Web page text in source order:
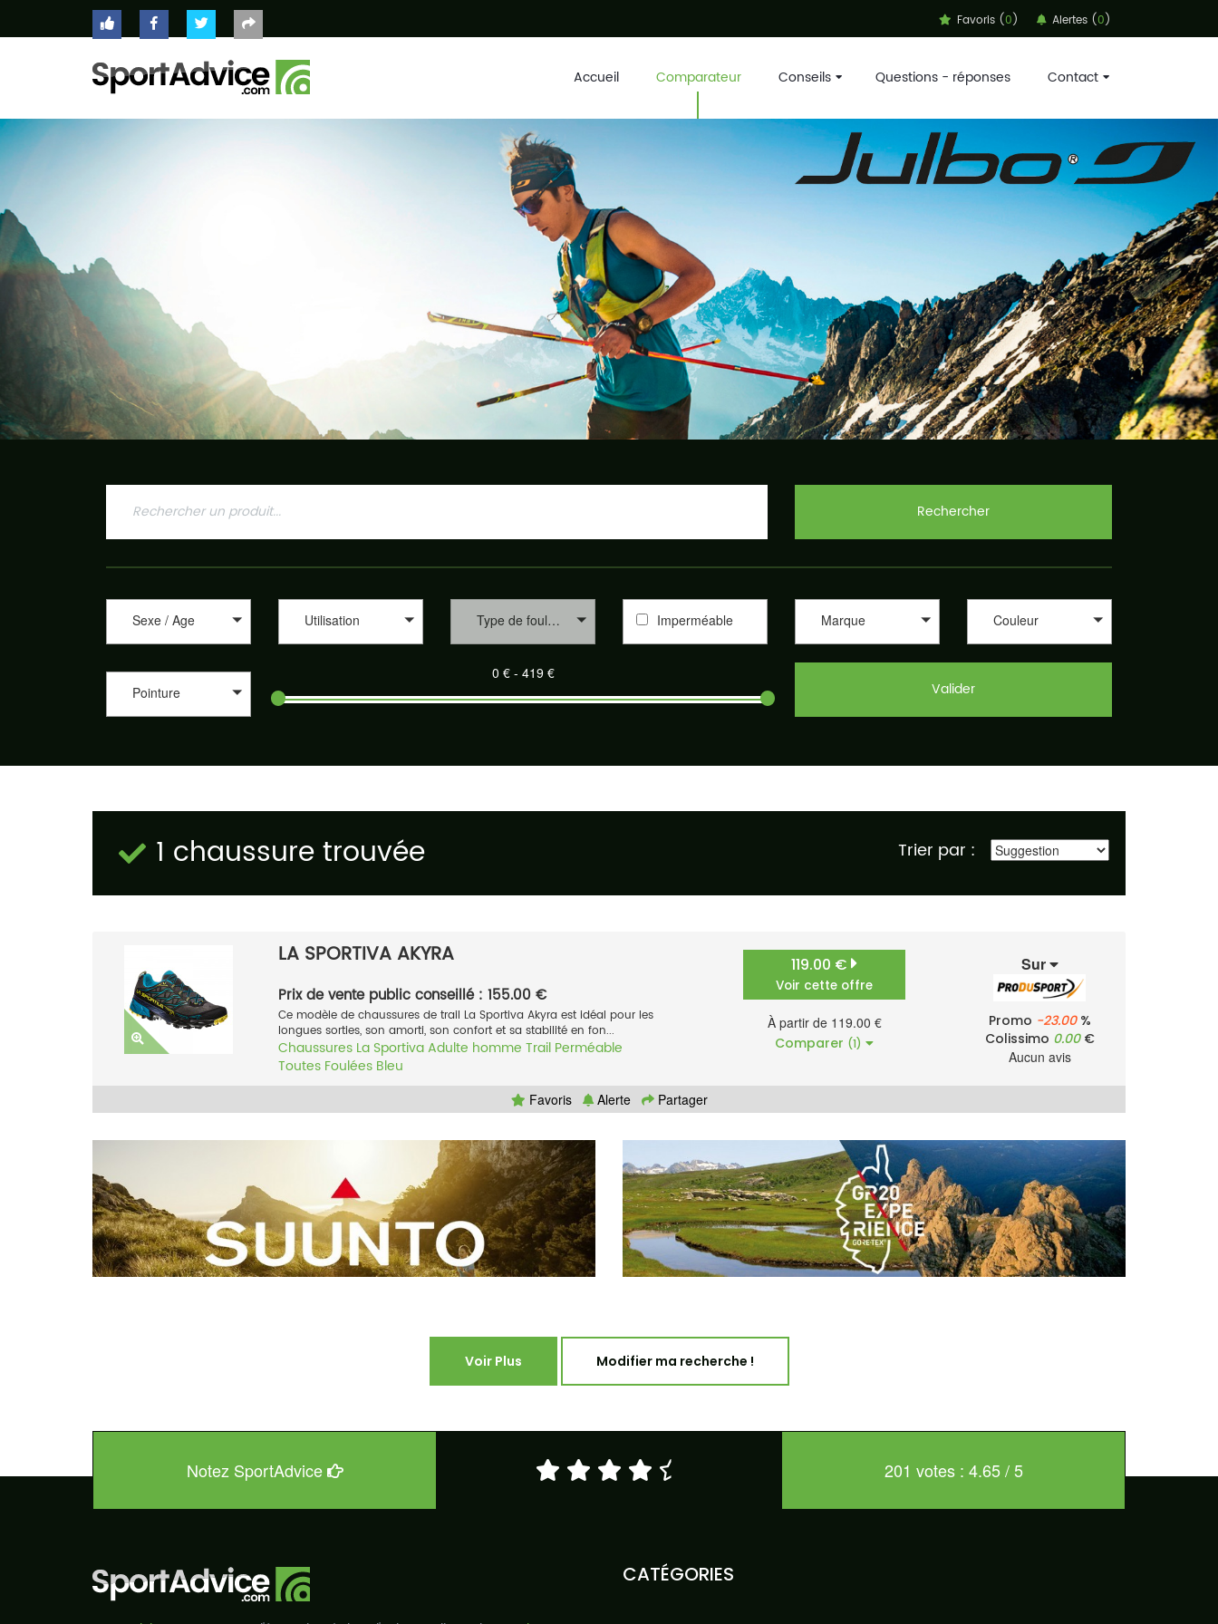
Favoris (0) Alertes (0)
Accueil Comparateur Conseils Questions - réponses Contact
ACCUEIL
CONSEILS
CONTACT
Rechercher
Sexe / Age Utilisation Type de foulée Imperméable Marque Couleur
Pointure Valider
1 chaussure trouvée Trier par :
LA SPORTIVA AKYRA
Prix de vente public conseillé : 155.00 €
Ce modèle de chaussures de trail La Sportiva Akyra est idéal pour les
longues sorties, son amorti, son confort et sa stabilité en fon...
Chaussures La SportivaAdulte homme Trail Perméable
Toutes Foulées Bleu
119.00 €
Voir cette offre
À partir de 119.00 €
Comparer (1)
Sur
Promo -23.00%
Colissimo 0.00€
Aucun avis
Favoris Alerte Partager
Voir Plus Modifier ma recherche !
Notez SportAdvice 201 votes : 4.65 / 5
CATÉGORIES